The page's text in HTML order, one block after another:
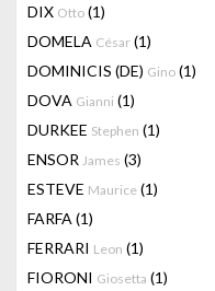
DIX Otto (1)
DOMELA César (1)
DOMINICIS (DE) Gino (1)
DOVA Gianni (1)
DURKEE Stephen (1)
ENSOR James (3)
ESTEVE Maurice (1)
FARFA (1)
FERRARI Leon (1)
FIORONI Giosetta (1)